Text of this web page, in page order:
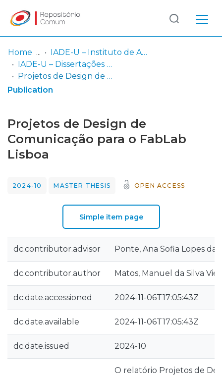
Communities
& Collections
Entities
Statistics
Log
In
(current)
Home
IADE-U – Instituto de Arte, Design e Empresa - Universitário
IADE-U – Dissertações de Mestrado
Projetos de Design de Comunicação para o FabLab Lisboa
Publication
Projetos de Design de
Comunicação para o FabLab
Lisboa
2024-10 MASTER THESIS OPEN ACCESS
Simple item page
dc.contributor.advisor Ponte, Ana Sofia Lopes da
dc.contributor.author Matos, Manuel da Silva
dc.date.accessioned 2024-11-06T17:05:43Z
dc.date.available 2024-11-06T17:05:43Z
dc.date.issued 2024-10
O relatório Projetos de